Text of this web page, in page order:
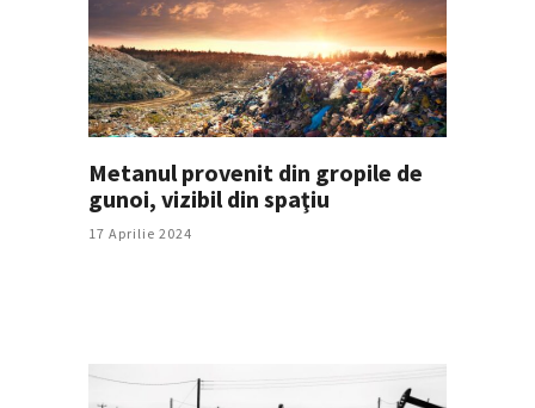
Metanul provenit din gropile de
gunoi, vizibil din spaţiu
17 Aprilie 2024